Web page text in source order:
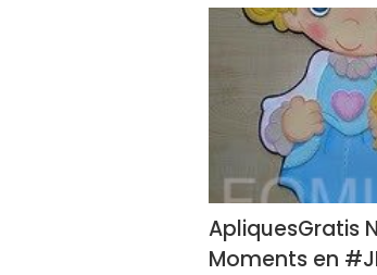
ApliquesGratis
Moments en